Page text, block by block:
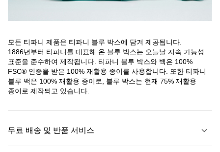
모든 티파니 제품은 티파니 블루 박스에 담겨 제공됩니다.
1886년부터 티파니를 대표해 온 블루 박스는 오늘날 지속 가능성
표준을 준수하여 제작됩니다. 티파니 블루 박스와 백은 100%
FSC® 인증을 받은 100% 재활용 종이를 사용합니다. 또한 티파니
블루 백은 100% 재활용 종이로, 블루 박스는 현재 75% 재활용
종이로 제작되고 있습니다.
무료 배송 및 반품 서비스